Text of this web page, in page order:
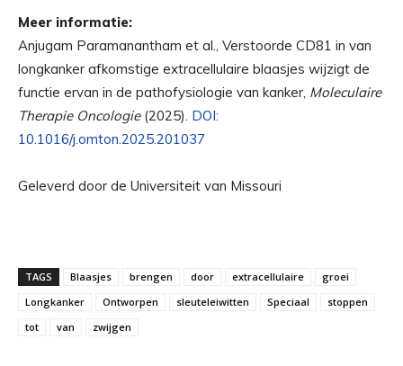
Meer informatie:
Anjugam Paramanantham et al., Verstoorde CD81 in van
longkanker afkomstige extracellulaire blaasjes wijzigt de
functie ervan in de pathofysiologie van kanker, Moleculaire
Therapie Oncologie(2025). DOI:
10.1016/j.omton.2025.201037
Geleverd door de Universiteit van Missouri
TAGS Blaasjes brengen door extracellulaire
groei
Longkanker
Ontworpen sleuteleiwitten Speciaal
stoppen
tot
van zwijgen